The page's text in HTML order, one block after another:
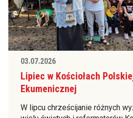
03.07.2026
Lipiec w Kościołach
Ekumenicznej
W lipcu chrześcijanie różnych